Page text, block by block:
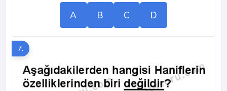
A B C D
7.